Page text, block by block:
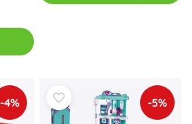
-4% -5%